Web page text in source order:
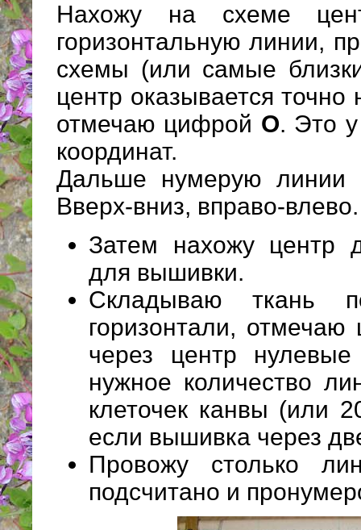
Нахожу на схеме
горизонтальную линии,
схемы (или самые
центр оказывается
отмечаю цифрой О. Это
координат.
Дальше нумерую линии
Вверх-вниз, вправо-влево.
Затем нахожу центр
для вышивки.
Складываю ткань
горизонтали,
через центр
нужное количество
клеточек канвы (или
если вышивка через
Провожу столько
подсчитано и